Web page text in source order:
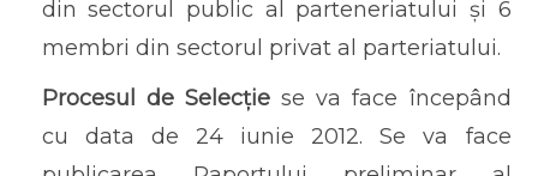
din sectorul public al parteneriatului și 6
membri din sectorul privat al parteriatului.
Procesul de Selecțiese va face începând
cu data de 24 iunie 2012. Se va face